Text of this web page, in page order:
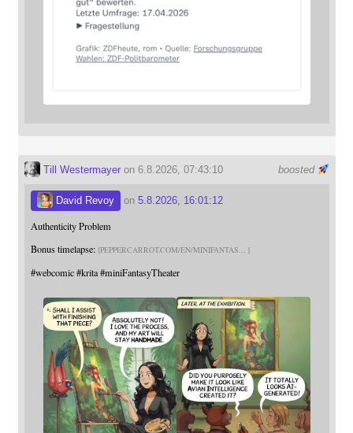
boosted
Till Westermayeron 6.8.2026, 07:43:10
David Revoy on 5.8.2026, 16:01:12
Authenticity Problem
Bonus timelapse: PEPPERCARROT.COM/EN/MINIFANTAS
#webcomic #krita #miniFantasyTheater